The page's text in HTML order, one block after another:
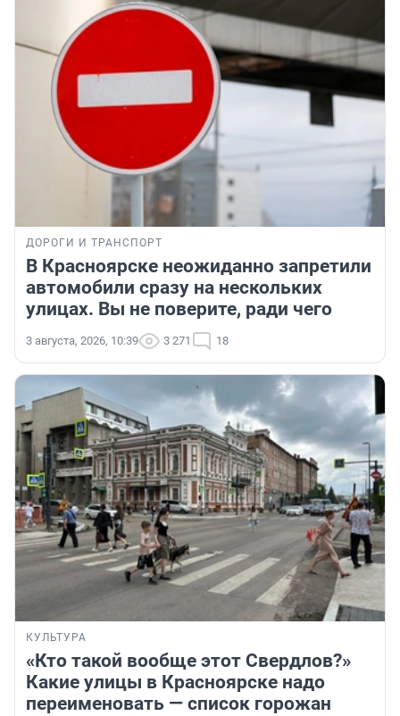
ДОРОГИ И ТРАНСПОРТ
В Красноярске неожиданно запретили
автомобили сразу на нескольких
улицах. Вы не поверите, ради чего
3 августа, 2026, 10:39 3 271 18
КУЛЬТУРА
«Кто такой вообще этот Свердлов?»
Какие улицы в Красноярске надо
переименовать — список горожан